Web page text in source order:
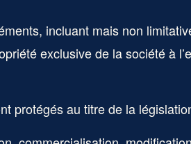
incluant mais non
exclusive de la société à
protégés au titre de la